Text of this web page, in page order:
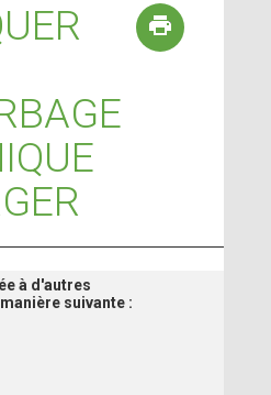
à d'autres
suivante :